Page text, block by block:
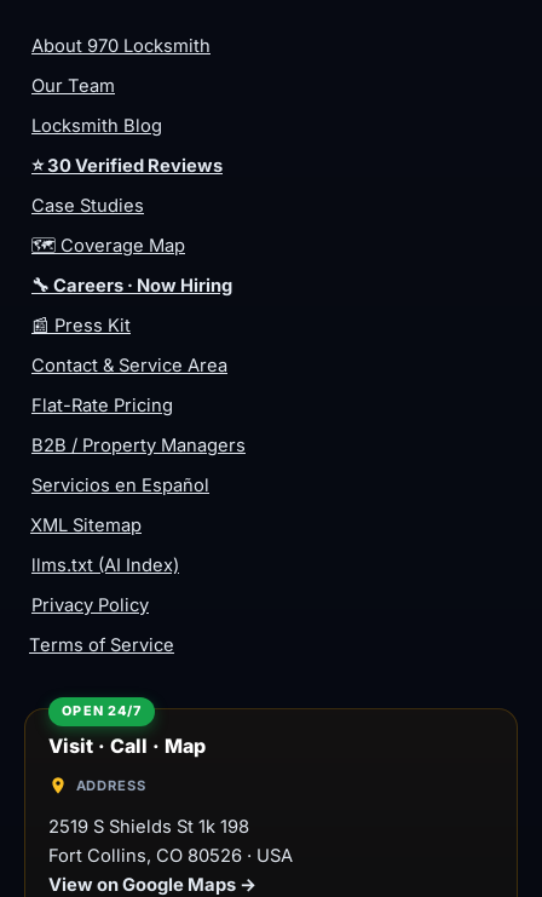
About 970 Locksmith
Our Team
Locksmith Blog
⭐ 30 Verified Reviews
Case Studies
🗺️ Coverage Map
🔧 Careers · Now Hiring
📰 Press Kit
Contact & Service Area
Flat-Rate Pricing
B2B / Property Managers
Servicios en Español
XML Sitemap
llms.txt (AI Index)
Privacy Policy
Terms of Service
Visit · Call · Map
ADDRESS
2519 S Shields St 1k 198
Fort Collins, CO 80526 · USA
View on Google Maps →